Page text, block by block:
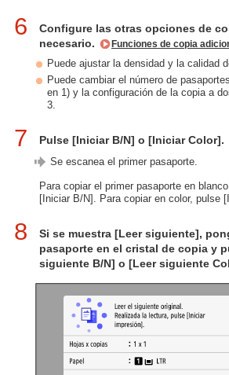
6
Configure las otras opciones de
necesario.
Funciones de copia
Puede ajustar la densidad y la calidad
Puede cambiar el número de
en 1) y la configuración de la copia a
3.
7 Pulse [Iniciar B/N] o [Iniciar Color].
Se escanea el primer pasaporte.
Para copiar el primer pasaporte en
[Iniciar B/N]. Para copiar en color, pulse
8
Si se muestra [Leer siguiente],
pasaporte en el cristal de copia y
siguiente B/N] o [Leer siguiente